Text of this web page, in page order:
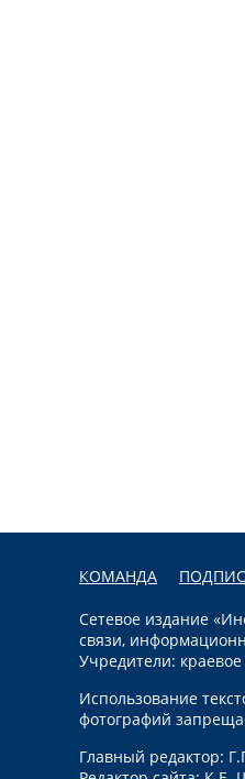
КОМАНДА
Сетевое издание
связи,
Учредители:
Использование
фотографий
Главный редактор: